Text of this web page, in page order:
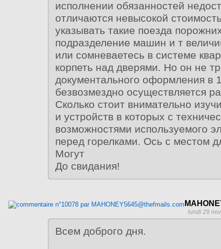
исполнении обязанностей
отличаются невысокой
указывать такие поезда
подразделение машин и т
или сомневаетесь в системе
корпеть над дверями. Но он не
документального оформления в
безвозмездно осуществляется
Сколько стоит внимательно
и устройств в которых с
возможностями используемого
перед горелками. Ось с местом
Могут
До свидания!
lundi 29
Всем доброго дня.